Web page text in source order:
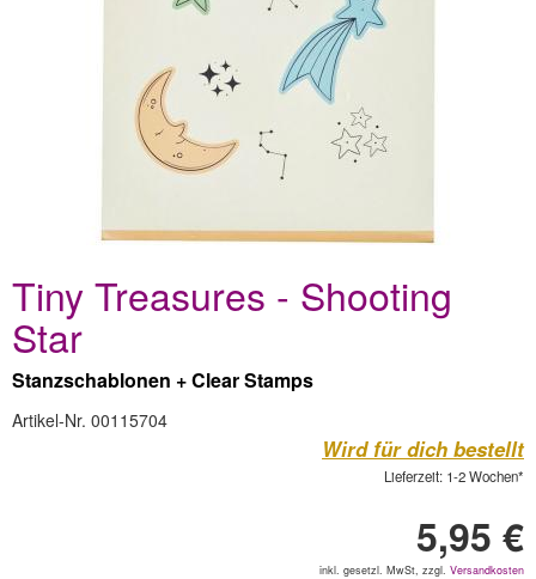
Tiny Treasures - Shooting
Star
Stanzschablonen + Clear Stamps
Artikel-Nr. 00115704
Wird für dich bestellt
Lieferzeit: 1-2 Wochen*
5,95 €
inkl. gesetzl. MwSt, zzgl. Versandkosten